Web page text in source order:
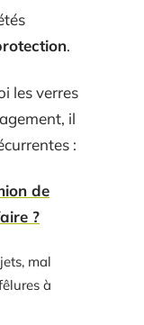
.
les verres
il
:
de
?
mal
à